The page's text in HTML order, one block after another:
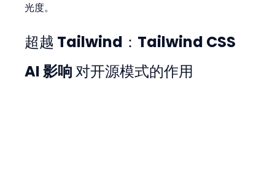
光度。
超越 Tailwind： Tailwind CSS
AI 影响 对开源模式的作用